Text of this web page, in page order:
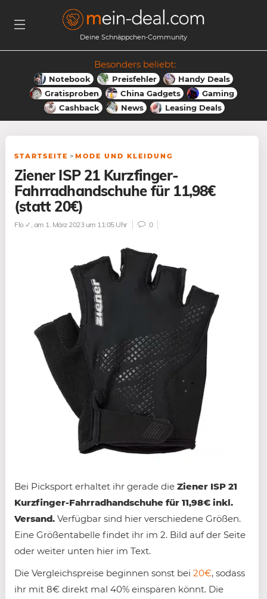
Deine Schnäppchen-Community
Besonders beliebt:
Notebook Preisfehler
Handy Deals
Gratisproben
China Gadgets
Gaming
Cashback
News Leasing Deals
STARTSEITE > MODE UND KLEIDUNG
Ziener ISP 21 Kurzfinger-
Fahrradhandschuhe für 11,98€
(statt 20€)
Flo ✓ , am 1. März 2023 um 11:05 Uhr 0
Bei Picksport erhaltet ihr gerade die Ziener ISP 21
Kurzfinger-Fahrradhandschuhe für 11,98€ inkl.
Versand. Verfügbar sind hier verschiedene Größen.
Eine Größentabelle findet ihr im 2. Bild auf der Seite
oder weiter unten hier im Text.
Die Vergleichspreise beginnen sonst bei 20€, sodass
ihr mit 8€ direkt mal 40% einsparen könnt. Die